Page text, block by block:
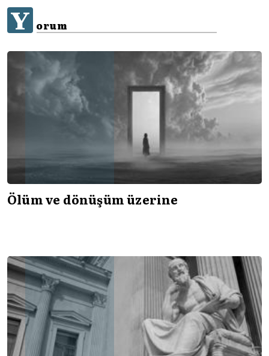
Y orum
Ölüm ve dönüşüm üzerine